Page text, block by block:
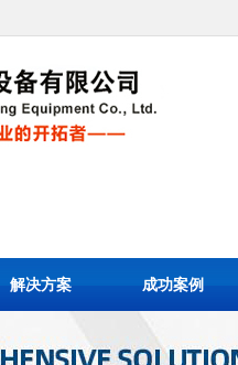
解决方案 成功案例